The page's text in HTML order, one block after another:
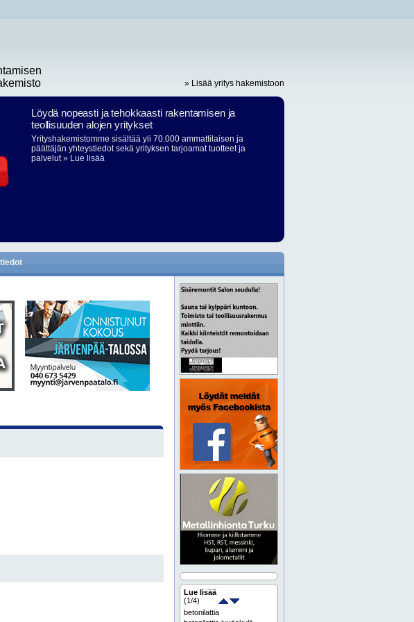
» Lisää yritys hakemistoon
Löydä nopeasti ja tehokkaasti rakentamisen ja
teollisuuden alojen yritykset
Yrityshakemistomme sisältää yli 70.000 ammattilaisen ja
päättäjän yhteystiedot sekä yrityksen tarjoamat tuotteet ja
palvelut» Lue lisää
Lue lisää
(1/4)
betonilattia